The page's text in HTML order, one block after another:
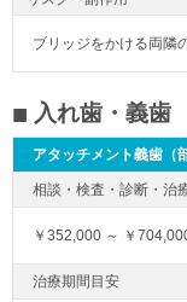
ブリッジをかける両隣
入れ歯・義歯
アタッチメント義歯（
￥352,000 ～ ￥